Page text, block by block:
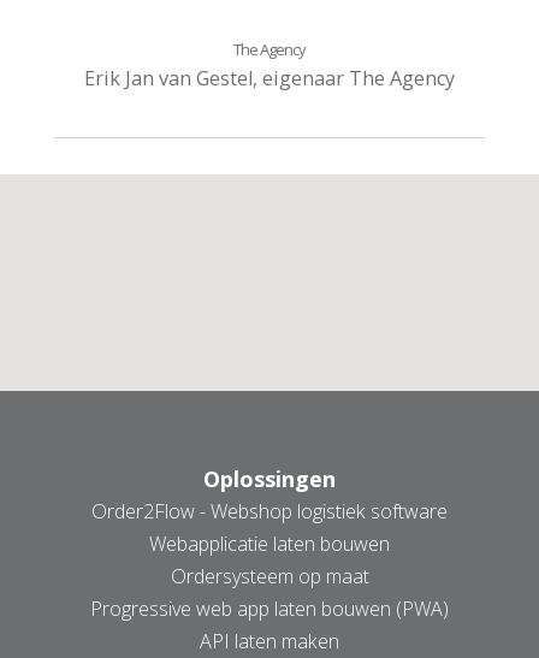
The Agency
Erik Jan van Gestel, eigenaar The Agency
Oplossingen
Order2Flow - Webshop logistiek software
Webapplicatie laten bouwen
Ordersysteem op maat
Progressive web app laten bouwen (PWA)
API laten maken